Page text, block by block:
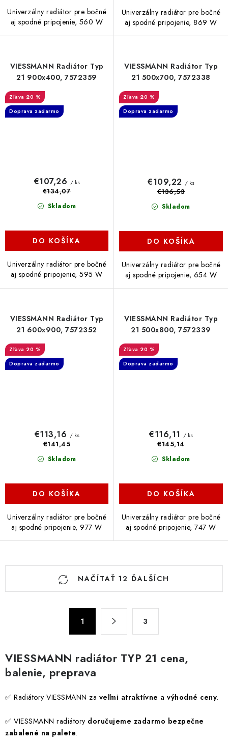
Univerzálny radiátor pre bočné
aj spodné pripojenie, 560 W
Univerzálny radiátor pre bočné
aj spodné pripojenie, 869 W
VIESSMANN Radiátor Typ
21 900x400, 7572359
20 %
Doprava zadarmo
Skladom
€107,26 / ks
€134,07
DO KOŠÍKA
Univerzálny radiátor pre bočné
aj spodné pripojenie, 595 W
VIESSMANN Radiátor Typ
21 500x700, 7572338
20 %
Doprava zadarmo
Skladom
€109,22 / ks
€136,53
DO KOŠÍKA
Univerzálny radiátor pre bočné
aj spodné pripojenie, 654 W
VIESSMANN Radiátor Typ
21 600x900, 7572352
20 %
Doprava zadarmo
Skladom
€113,16 / ks
€141,45
DO KOŠÍKA
Univerzálny radiátor pre bočné
aj spodné pripojenie, 977 W
VIESSMANN Radiátor Typ
21 500x800, 7572339
20 %
Doprava zadarmo
Skladom
€116,11 / ks
€145,14
DO KOŠÍKA
Univerzálny radiátor pre bočné
aj spodné pripojenie, 747 W
c
i
e
p
r
v
k
NAČÍTAŤ 12 ĎALŠÍCH
n
k
v
n
i
1 3
VIESSMANN radiátor TYP 21 cena,
balenie, preprava
✅ Radiátory VIESSMANN za veľmi atraktívne a výhodné ceny.
✅ VIESSMANN radiátory doručujeme zadarmo bezpečne
zabalené na palete.